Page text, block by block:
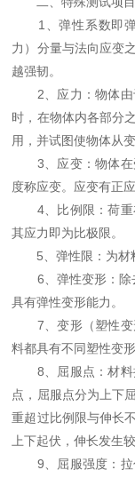
1、弹性系数即弹
力）分量与法向应变
越强韧。
2、应力：物体由
时，在物体内各部分
用，并试图使物体从
3、应变：物体在
度称应变。应变有正
4、比例限：荷重
其应力即为比极限。
5、弹性限：为材料
6、弹性变形：除去
具有弹性变形能力。
7、变形（塑性变
料都具有不同塑性变形
8、屈服点：材料
点，屈服点分为上下
重超过比例限与伸长
上下起伏，伸长发生
9、屈服强度：拉